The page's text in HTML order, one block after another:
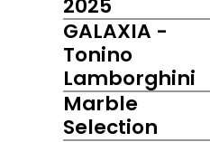
2025
GALAXIA -
Tonino
Lamborghini
Marble
Selection